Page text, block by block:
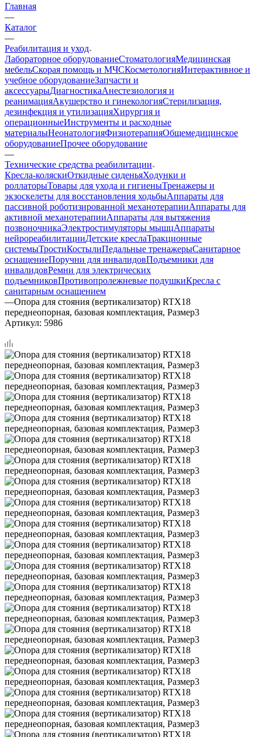
Главная
—
Каталог
—
Реабилитация и уход
Лабораторное оборудованиеСтоматологияМедицинская
мебельСкорая помощь и МЧСКосметологияИнтерактивное и
учебное оборудованиеЗапчасти и
аксессуарыДиагностикаАнестезиология и
реанимацияАкушерство и гинекологияСтерилизация,
дезинфекция и утилизацияХирургия и
операционныеИнструменты и расходные
материалыНеонатологияФизиотерапияОбщемедицинское
оборудованиеПрочее оборудование
—
Технические средства реабилитации
Кресла-коляскиОткидные сиденьяХодунки и
роллаторыТовары для ухода и гигиеныТренажеры и
экзоскелеты для восстановления ходьбыАппараты для
пассивной роботизированной механотерапииАппараты для
активной механотерапииАппараты для вытяжения
позвоночникаЭлектростимуляторы мышцАппараты
нейрореабилитацииДетские креслаТракционные
системыТростиКостылиПедальные тренажерыСанитарное
оснащениеПоручни для инвалидовПодъемники для
инвалидовРемни для электрических
подъемниковПротивопролежневые подушкиКресла с
санитарным оснащением
—Опора для стояния (вертикализатор) RTX18
переднеопорная, базовая комплектация, Размер3
Артикул: 5986